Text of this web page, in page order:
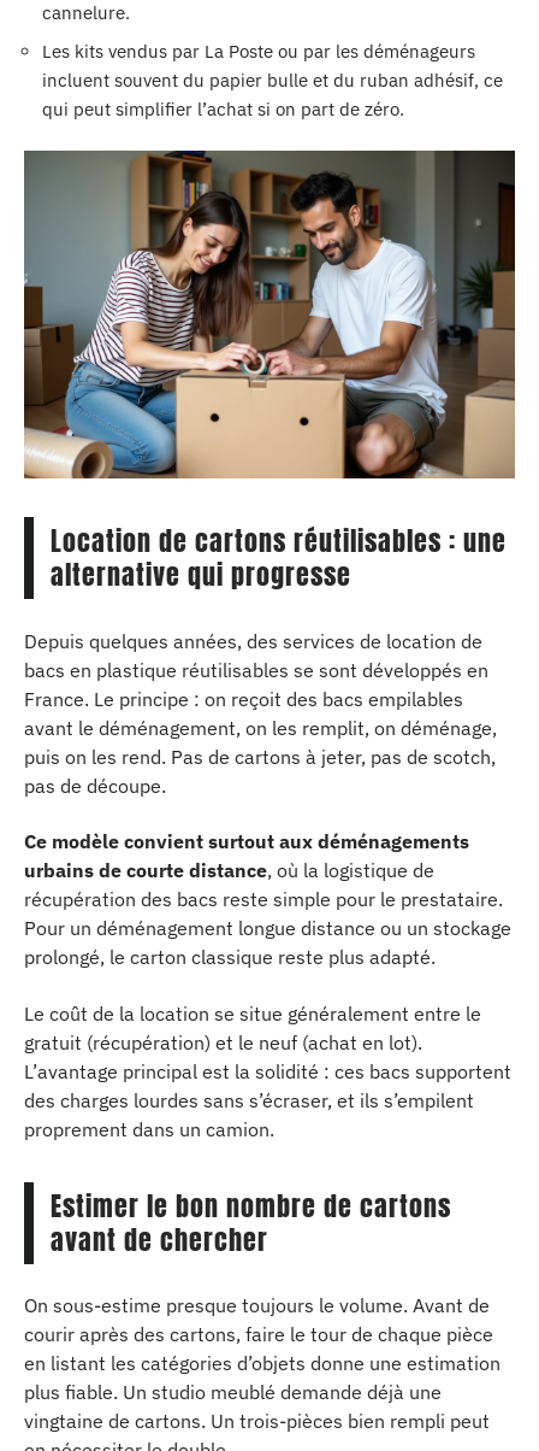
cannelure.
Les kits vendus par La Poste ou par les déménageurs
incluent souvent du papier bulle et du ruban adhésif, ce
qui peut simplifier l’achat si on part de zéro.
Location de cartons réutilisables : une
alternative qui progresse
Depuis quelques années, des services de location de
bacs en plastique réutilisables se sont développés en
France. Le principe : on reçoit des bacs empilables
avant le déménagement, on les remplit, on déménage,
puis on les rend. Pas de cartons à jeter, pas de scotch,
pas de découpe.
Ce modèle convient surtout aux déménagements
urbains de courte distance, où la logistique de
récupération des bacs reste simple pour le prestataire.
Pour un déménagement longue distance ou un stockage
prolongé, le carton classique reste plus adapté.
Le coût de la location se situe généralement entre le
gratuit (récupération) et le neuf (achat en lot).
L’avantage principal est la solidité : ces bacs supportent
des charges lourdes sans s’écraser, et ils s’empilent
proprement dans un camion.
Estimer le bon nombre de cartons
avant de chercher
On sous-estime presque toujours le volume. Avant de
courir après des cartons, faire le tour de chaque pièce
en listant les catégories d’objets donne une estimation
plus fiable. Un studio meublé demande déjà une
vingtaine de cartons. Un trois-pièces bien rempli peut